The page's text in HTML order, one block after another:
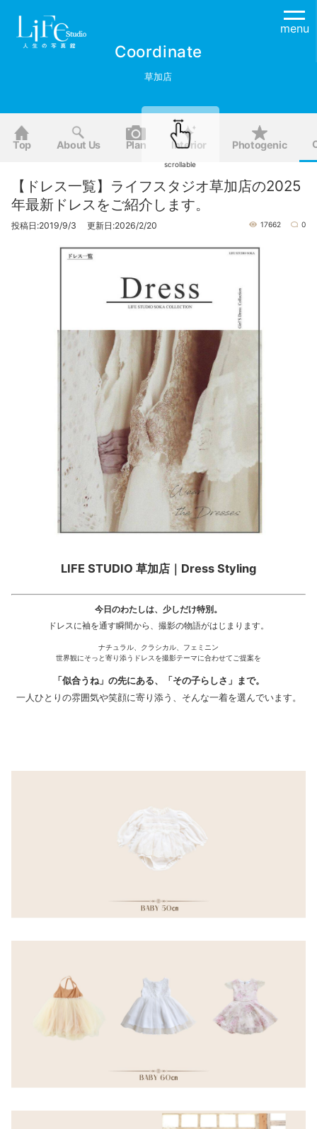
menu
Coordinate
草加店
Top About Us Plan Interior Photogenic
【ドレス一覧】ライフスタジオ草加店の2025
年最新ドレスをご紹介します。
投稿日:2019/9/3 更新日:2026/2/20 17662 0
LIFE STUDIO 草加店｜Dress Styling
今日のわたしは、少しだけ特別。
ドレスに袖を通す瞬間から、撮影の物語がはじまります。
ナチュラル、クラシカル、フェミニン
世界観にそっと寄り添うドレスを撮影テーマに合わせてご提案を
「似合うね」の先にある、「その子らしさ」まで。
一人ひとりの雰囲気や笑顔に寄り添う、そんな一着を選んでいます。